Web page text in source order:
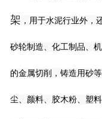
架 ，用于水泥行业外，
砂轮制造、化工制品、
的金属切削，铸造用砂
尘、颜料、胶木粉、塑